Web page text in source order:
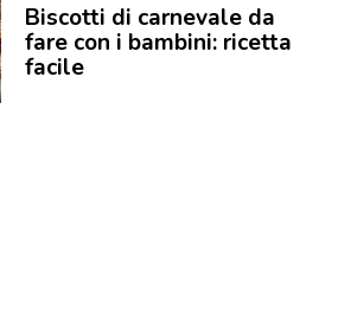
Biscotti di carnevale da
fare con i bambini: ricetta
facile